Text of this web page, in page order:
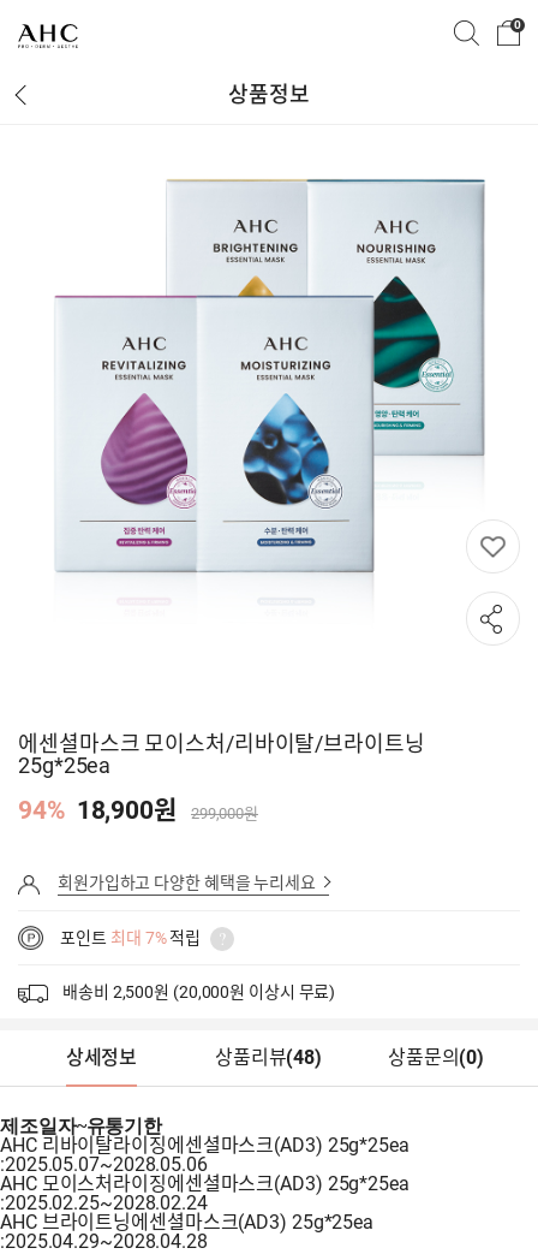
0
상품정보
에센셜마스크 모이스처/리바이탈/브라이트닝
25g*25ea
94% 18,900원 299,000원
회원가입하고 다양한 혜택을 누리세요
포인트 최대 7%적립
배송비 2,500원 (20,000원 이상시 무료)
상세정보 상품리뷰(48) 상품문의 (0)
제조일자~유통기한​
AHC 리바이탈라이징에센셜마스크(AD3) 25g*25ea
:2025.05.07~2028.05.06
AHC 모이스처라이징에센셜마스크(AD3) 25g*25ea
:2025.02.25~2028.02.24
AHC 브라이트닝에센셜마스크(AD3) 25g*25ea
:2025.04.29~2028.04.28